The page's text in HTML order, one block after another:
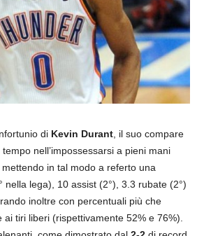
di Kevin Durant , il suo compare
nell’impossessarsi a pieni mani
mettendo in tal modo a referto una
nella lega), 10 assist (2°), 3.3 rubate (2°)
inoltre con percentuali più che
tiri liberi (rispettivamente 52% e 76%).